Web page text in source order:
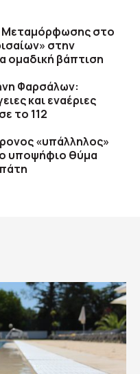
Μεταμόρφωσης στο
στην
ομαδική βάπτιση
Φαρσάλων:
και εναέριες
το 112
«υπάλληλος»
υποψήφιο θύμα